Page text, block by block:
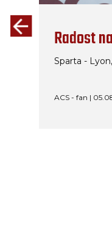
Radost
Sparta -
ACS - fan |